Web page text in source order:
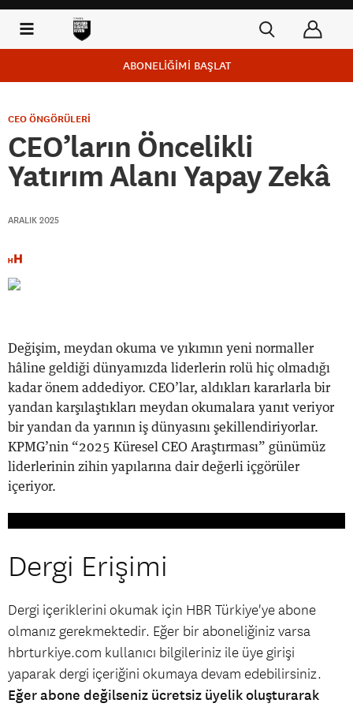
ABONELİĞİMİ BAŞLAT
CEO ÖNGÖRÜLERİ
CEO’ların Öncelikli
Yatırım Alanı Yapay Zekâ
ARALIK 2025
Değişim, meydan okuma ve yıkımın yeni normaller
hâline geldiği dünyamızda liderlerin rolü hiç olmadığı
kadar önem addediyor. CEO’lar, aldıkları kararlarla bir
yandan karşılaştıkları meydan okumalara yanıt veriyor
bir yandan da yarının iş dünyasını şekillendiriyorlar.
KPMG’nin “2025 Küresel CEO Araştırması” günümüz
liderlerinin zihin yapılarına dair değerli içgörüler
içeriyor.
Dergi Erişimi
Dergi içeriklerini okumak için HBR Türkiye'ye abone
olmanız gerekmektedir. Eğer bir aboneliğiniz varsa
hbrturkiye.com kullanıcı bilgileriniz ile üye girişi
yaparak dergi içeriğini okumaya devam edebilirsiniz.
Eğer abone değilseniz ücretsiz üyelik oluşturarak